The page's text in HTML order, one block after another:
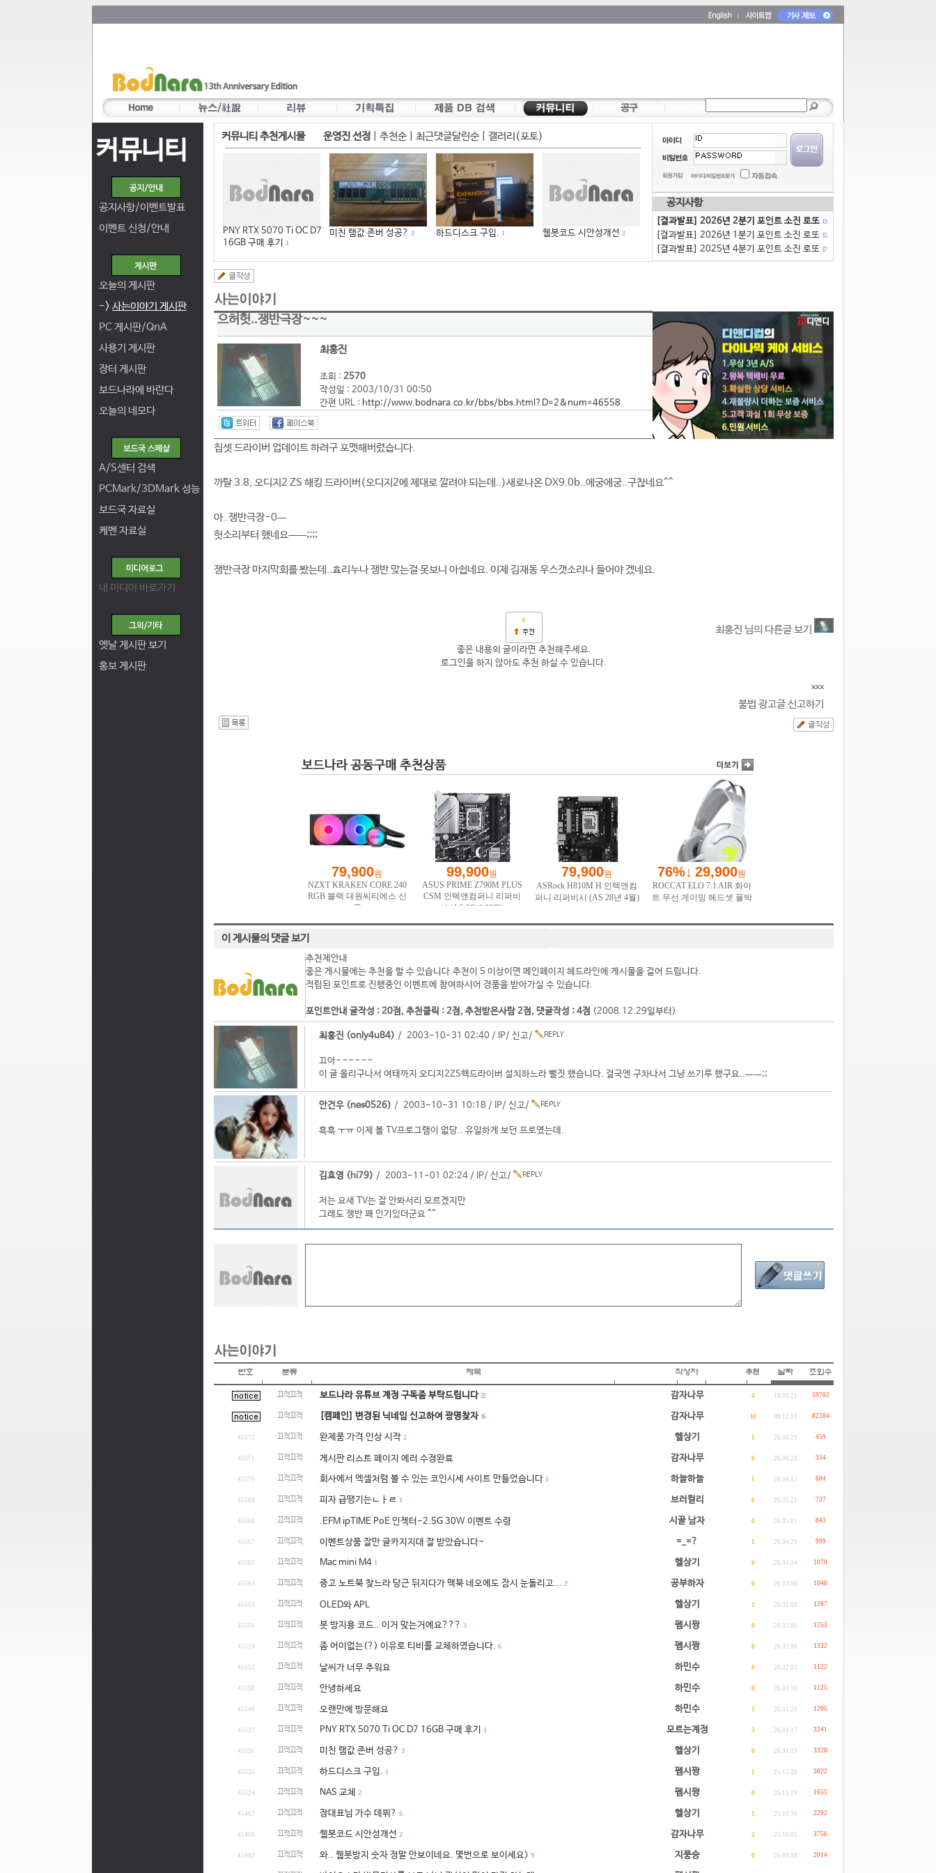
커뮤니티
공지사항/이벤트발표
이벤트 신청/안내
오늘의 게시판
-> 사는이야기 게시판
PC 게시판/QnA
사용기 게시판
장터 게시판
보드나라에 바란다
오늘의 네모다
A/S센터 검색
PCMark/3DMark 성능
보드국 자료실
케벤 자료실
내 미디어 바로가기
옛날 게시판 보기
홍보 게시판
커뮤니티 추천게시물 운영진 선정 추천순| 최근댓글달린순| 갤러리(포토)
PNY RTX 5070 Ti OC D7
16GB 구매 후기
1
미친 램값 존버 성공? 3 하드디스크 구입. 1 웹봇코드 시안성개선 2
공지사항
[결과발표] 2026년 2분기 포인트 소진 로또 13
[결과발표] 2026년 1분기 포인트 소진 로또 15
[결과발표] 2025년 4분기 포인트 소진 로또 17
으허헛..쟁반극장~~~
최홍진
조회 : 2570
작성일 : 2003/10/31 00:50
간편 URL : http://www.bodnara.co.kr/bbs/bbs.html?D=2&num=46558
칩셋 드라이버 업데이트 하려구 포멧해버렸습니다.
까탈 3.8, 오디지2 ZS 해킹 드라이버(오디지2에 제대로 깔려야 되는데..)새로나온 DX9.0b..에궁에궁..구찮네요^^
아..쟁반극장-0ㅡ
헛소리부터 했네요ㅡㅡ;;;;
쟁반극장 마지막회를 봤는데..효리누나 쟁반 맞는걸 못보니 아쉽네요. 이제 김재동 우스갯소리나 들어야 겠네요.
6
최홍진 님의 다른글 보기
좋은 내용의 글이라면 추천해주세요.
로그인을 하지 않아도 추천 하실 수 있습니다.
xxx
불법 광고글 신고하기
이 게시물의 댓글 보기
추천제안내
좋은 게시물에는 추천을 할 수 있습니다.추천이 5 이상이면 메인페이지 헤드라인에 게시물을 걸어 드립니다.
적립된 포인트로 진행중인 이벤트에 참여하시어 경품을 받아가실 수 있습니다.
포인트안내 글작성 : 20점, 추천클릭 : 2점, 추천받은사람 2점, 댓글작성 : 4점 (2008.12.29일부터)
최홍진 (only4u84) / 2003-10-31 02:40 / IP/ 신고/
끄아~~~~~~
이 글 올리구나서 여태까지 오디지2ZS핵드라이버 설치하느라 뻘짓 했습니다. 결국엔 구차나서 그냥 쓰기루 했구요..ㅡㅡ;;
안건우 (nes0526) / 2003-10-31 10:18 / IP/ 신고/
흑흑 ㅜㅠ 이제 볼 TV프로그램이 없당.. 유일하게 보던 프로였는데.
김효영 (hi79) / 2003-11-01 02:24 / IP/ 신고/
저는 요새 TV는 잘 안봐서리 모르겠지만
그래도 쟁반 꽤 인기있더군요 ^^
끄적끄적 보드나라 유튜브 계정 구독좀 부탁드립니다 22 감자나무 4 18.06.21 59702
끄적끄적 [캠페인] 변경된 닉네임 신고하여 광명찾자 16 감자나무 10 09.12.11 82284
45572 끄적끄적 완제품 가격 인상 시작 2 헬상기 1 26.06.29 459
45571 끄적끄적 게시판 리스트 페이지 에러 수정완료 감자나무 0 26.06.28 334
45570 끄적끄적 회사에서 엑셀처럼 볼 수 있는 코인시세 사이트 만들었습니다 1 하늘하늘 1 26.06.12 604
45569 끄적끄적 피자 급땡기는ㄴㅏㄹ 1 브러컬리 0 26.05.21 737
45568 끄적끄적 .EFM ipTIME PoE 인젝터-2.5G 30W 이벤트 수령 시골 남자 0 26.05.01 843
45567 끄적끄적 이벤트상품 잘만 글카지지대 잘 받았습니다~ =_=? 1 26.04.29 999
45565 끄적끄적 Mac mini M4 1 헬상기 0 26.04.04 1070
45564 끄적끄적 중고 노트북 찾느라 당근 뒤지다가 맥북 네오에도 잠시 눈돌리고... 2 공부하자 0 26.03.06 1048
45563 끄적끄적 OLED와 APL 헬상기 1 26.02.08 1287
45560 끄적끄적 봇 방지용 코드.. 이거 맞는거에요??? 3 펩시짱 0 26.02.06 1253
45559 끄적끄적 좀 어이없는(?) 이유로 티비를 교체하였습니다. 6 펩시짱 0 26.02.06 1332
45552 끄적끄적 날씨가 너무 추워요 하민수 0 26.02.03 1122
45550 끄적끄적 안녕하세요 하민수 0 26.01.30 1125
45548 끄적끄적 오랜만에 방문해요 하민수 1 26.01.28 1205
45537 끄적끄적 PNY RTX 5070 Ti OC D7 16GB 구매 후기 1 모르는계정 3 26.01.17 3241
45536 끄적끄적 미친 램값 존버 성공? 3 헬상기 0 26.01.03 3328
45535 끄적끄적 하드디스크 구입. 1 펩시짱 1 25.12.28 3022
45524 끄적끄적 NAS 교체 2 펩시짱 0 25.11.19 1655
45467 끄적끄적 장대표님 가수 데뷔? 6 헬상기 1 25.10.30 2292
45466 끄적끄적 웹봇코드 시안성개선 2 감자나무 2 25.10.05 3756
45462 끄적끄적 와.. 웹봇방지 숫자 정말 안보이네요. 몇번으로 보이세요> 9 지풍승 0 25.09.08 2014